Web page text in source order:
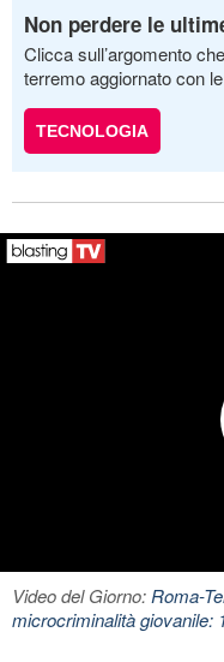
Non perdere le
Clicca sull’argomento
terremo aggiornato con
TECNOLOGIA
Video del Giorno:Roma-
microcriminalità giovanile: